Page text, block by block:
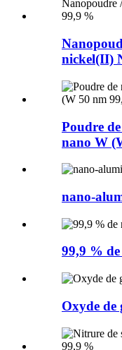
nickel(II)
Poudre
nano W
nano-
99,9 %
Oxyde